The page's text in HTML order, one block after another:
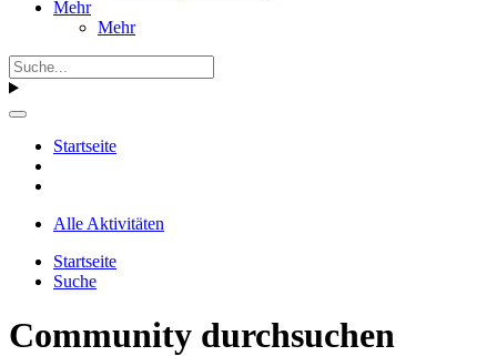
Mehr
Mehr
Startseite
Alle Aktivitäten
Startseite
Suche
Community durchsuchen